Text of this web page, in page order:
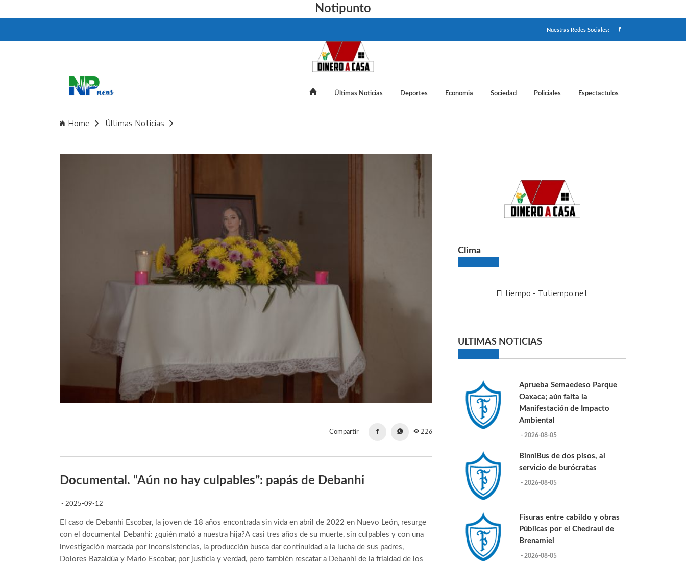
Notipunto
Nuestras Redes Sociales:
Últimas Noticias Deportes Economia Sociedad Policiales Espectactulos
Home Últimas Noticias
Compartir 226
Documental. “Aún no hay culpables”: papás de Debanhi
- 2025-09-12
El caso de Debanhi Escobar, la joven de 18 años encontrada sin vida en abril de 2022 en Nuevo León, resurge
con el documental Debanhi: ¿quién mató a nuestra hija?A casi tres años de su muerte, sin culpables y con una
investigación marcada por inconsistencias, la producción busca dar continuidad a la lucha de sus padres,
Dolores Bazaldúa y Mario Escobar, por justicia y verdad, pero también rescatar a Debanhi de la frialdad de los
Clima
El tiempo - Tutiempo.net
ULTIMAS NOTICIAS
Aprueba Semaedeso Parque
Oaxaca; aún falta la
Manifestación de Impacto
Ambiental
- 2026-08-05
BinniBus de dos pisos, al
servicio de burócratas
- 2026-08-05
Fisuras entre cabildo y obras
Públicas por el Chedraui de
Brenamiel
- 2026-08-05